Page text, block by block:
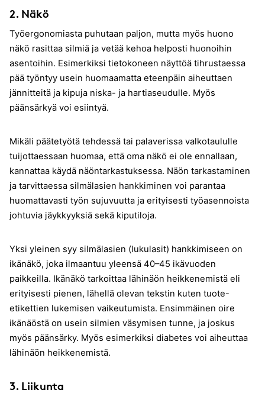
2. Näkö
Työergonomiasta puhutaan paljon, mutta myös huono
näkö rasittaa silmiä ja vetää kehoa helposti huonoihin
asentoihin. Esimerkiksi tietokoneen näyttöä tihrustaessa
pää työntyy usein huomaamatta eteenpäin aiheuttaen
jännitteitä ja kipuja niska- ja hartiaseudulle. Myös
päänsärkyä voi esiintyä.
Mikäli päätetyötä tehdessä tai palaverissa valkotaululle
tuijottaessaan huomaa, että oma näkö ei ole ennallaan,
kannattaa käydä näöntarkastuksessa. Näön tarkastaminen
ja tarvittaessa silmälasien hankkiminen voi parantaa
huomattavasti työn sujuvuutta ja erityisesti työasennoista
johtuvia jäykkyyksiä sekä kiputiloja.
Yksi yleinen syy silmälasien (lukulasit) hankkimiseen on
ikänäkö, joka ilmaantuu yleensä 40–45 ikävuoden
paikkeilla. Ikänäkö tarkoittaa lähinäön heikkenemistä eli
erityisesti pienen, lähellä olevan tekstin kuten tuote-
etikettien lukemisen vaikeutumista. Ensimmäinen oire
ikänäöstä on usein silmien väsymisen tunne, ja joskus
myös päänsärky. Myös esimerkiksi diabetes voi aiheuttaa
lähinäön heikkenemistä.
3. Liikunta